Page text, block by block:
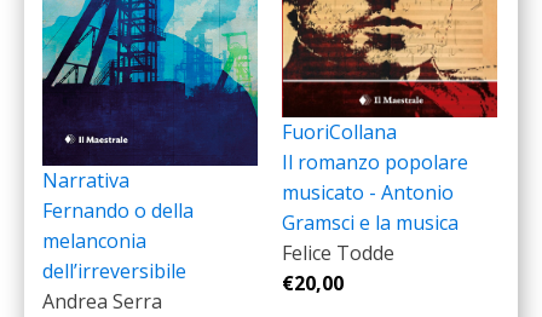
Narrativa
Fernando o della
melanconia
dell’irreversibile
Andrea Serra
FuoriCollana
Il romanzo popolare
musicato - Antonio
Gramsci e la musica
Felice Todde
€20,00